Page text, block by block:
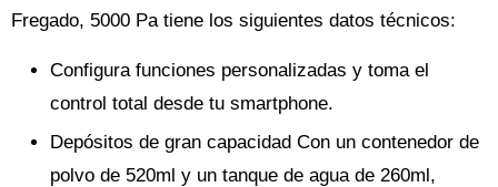
Fregado, 5000 Pa tiene los siguientes datos técnicos:
Configura funciones personalizadas y toma el
control total desde tu smartphone.
Depósitos de gran capacidad Con un contenedor de
polvo de 520ml y un tanque de agua de 260ml,